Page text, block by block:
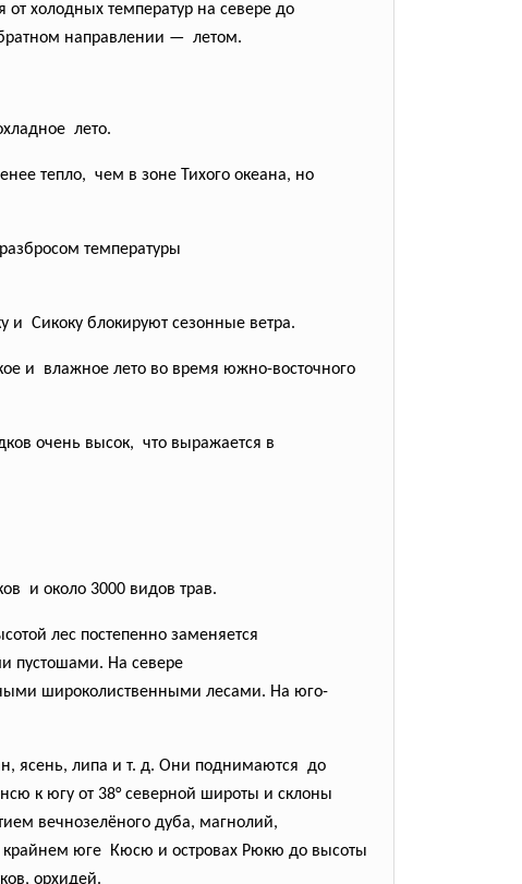
холодных температур на севере до
направлении — летом.
лето.
тепло, чем в зоне Тихого океана, но
температуры
и Сикоку блокируют сезонные ветра.
и влажное лето во время южно-восточного
очень высок, что выражается в
и около 3000 видов трав.
лес постепенно заменяется
пустошами. На севере
широколиственными лесами. На юго-
ясень, липа и т. д. Они поднимаются до
к югу от 38° северной широты и склоны
вечнозелёного дуба, магнолий,
крайнем юге Кюсю и островах Рюкю до высоты
орхидей.